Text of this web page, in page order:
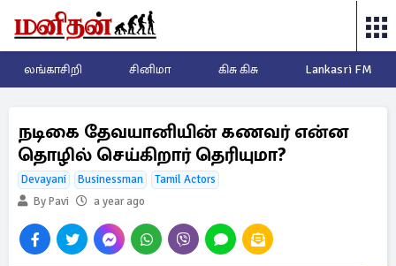
லங்காசிறி சினிமா கிசு கிசு Lankasri FM
நடிகை தேவயானியின் கணவர் என்ன
தொழில் செய்கிறார் தெரியுமா?
Devayani Businessman
Tamil Actors
By Pavi
a year ago